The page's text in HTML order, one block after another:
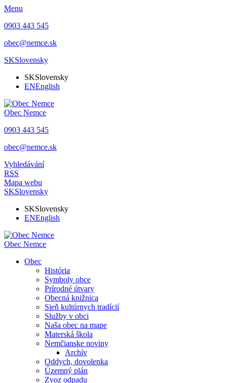
Menu
0903 443 545
obec@nemce.sk
SKSlovensky
SKSlovensky
ENEnglish
Obec Nemce
0903 443 545
obec@nemce.sk
Vyhledávání
RSS
Mapa webu
SKSlovensky
SKSlovensky
ENEnglish
Obec Nemce
Obec
História
Symboly obce
Prírodné útvary
Obecná knižnica
Sieň kultúrnych tradícií
Služby v obci
Naša obec na mape
Materská škola
Nemčianske noviny
Archív
Oddych, dovolenka
Územný plán
Zvoz odpadu